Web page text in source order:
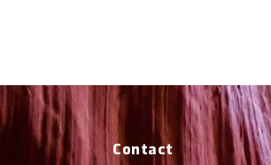
Contact